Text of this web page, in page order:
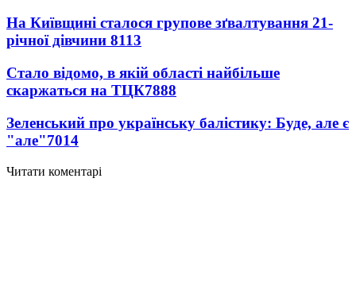
На Київщині сталося групове зґвалтування 21-
річної дівчини 8113
Стало відомо, в якій області найбільше
скаржаться на ТЦК7888
Зеленський про українську балістику: Буде, але є
"але"7014
Читати коментарі